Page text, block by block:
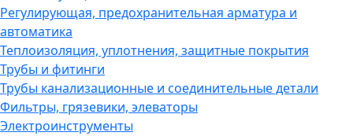
Регулирующая, предохранительная арматура и
автоматика
Теплоизоляция, уплотнения, защитные покрытия
Трубы и фитинги
Трубы канализационные и соединительные детали
Фильтры, грязевики, элеваторы
Электроинструменты